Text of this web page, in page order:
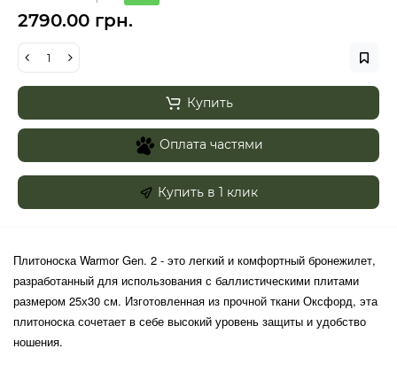
2790.00 грн.
Купить
Оплата частями
Купить в 1 клик
Плитоноска Warmor Gen. 2 - это легкий и комфортный бронежилет,
разработанный для использования с баллистическими плитами
размером 25х30 см. Изготовленная из прочной ткани Оксфорд, эта
плитоноска сочетает в себе высокий уровень защиты и удобство
ношения.